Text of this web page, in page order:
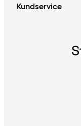
Kundservice